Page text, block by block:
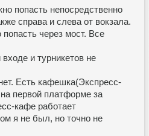
попасть непосредственно
справа и слева от вокзала.
через мост. Все
и турникетов не
Есть кафешка(Экспресс-
первой платформе за
кафе работает
я не был, но точно не